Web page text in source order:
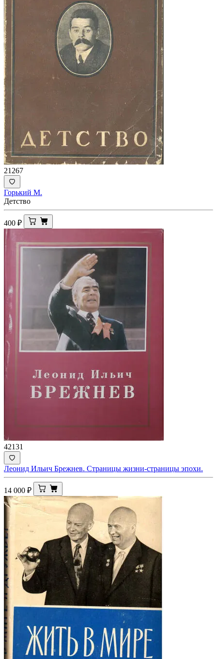
21267
Горький М.
Детство
400 ₽
42131
Леонид Ильич Брежнев. Страницы жизни-страницы эпохи.
14 000 ₽